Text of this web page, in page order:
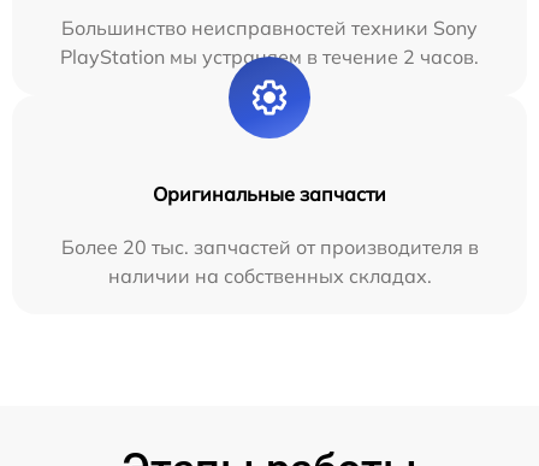
Большинство неисправностей техники Sony
PlayStation мы устраняем в течение 2 часов.
Оригинальные запчасти
Более 20 тыс. запчастей от производителя в
наличии на собственных складах.